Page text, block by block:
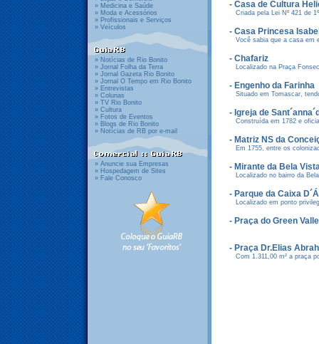
» Medicina e Saúde
» Moda e Acessórios
» Profissionais e Serviços
» Veículos
» Notícias de Rio Bonito
» Jornal Folha da Terra
» Jornal Gazeta Rio Bonito
» Jornal O Tempo em Rio Bonito
» Entrevistas
» Colunas
» TV Rio Bonito
» Cultura
» Fotos de Eventos
» Blogs de Rio Bonito
» Notícias de RB por e-mail
» Anuncie sua Empresas
» Hospedagem de Sites
» Fale Conosco
- Casa de Cultura
Criada pela Lei Nº 421 de
- Casa Princesa
Você sabia que a casa em
- Chafariz
Localizado na Praça
- Engenho da Farinha
Situado em Tomascar,
- Igreja de
Construída em 1782 e
- Matriz NS da
Em 1755, entre os
- Mirante da Bela
Localizado no bairro da
- Parque da Caixa
Localizado em ponto
- Praça do Green
- Praça Dr.Elias
Com 1.311,00 m² a praça